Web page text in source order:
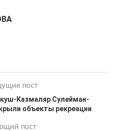
пост
Казмаляр Сулейман-
объекты рекреации
пост